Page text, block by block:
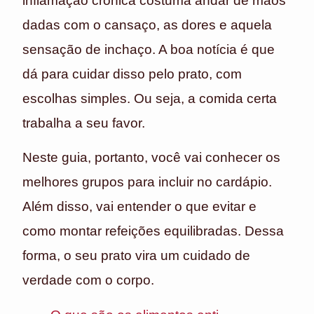
dadas com o cansaço, as dores e aquela
sensação de inchaço. A boa notícia é que
dá para cuidar disso pelo prato, com
escolhas simples. Ou seja, a comida certa
trabalha a seu favor.
Neste guia, portanto, você vai conhecer os
melhores grupos para incluir no cardápio.
Além disso, vai entender o que evitar e
como montar refeições equilibradas. Dessa
forma, o seu prato vira um cuidado de
verdade com o corpo.